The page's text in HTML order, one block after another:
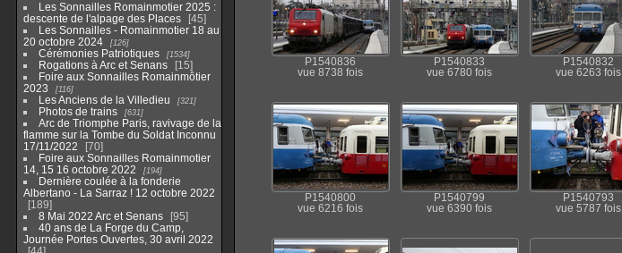
Les Sonnailles Romainmotier 2025 :
descente de l'alpage des Places
45
Les Sonnailles - Romainmotier 18 au
20 octobre 2024
126
Cérémonies Patriotiques 1534
Rogations à Arc et Senans
15
Foire aux Sonnailles Romainmôtier
2023
116
Les Anciens de la Villedieu 321
Photos de trains 631
Arc de Triomphe Paris, ravivage de la
flamme sur la Tombe du Soldat Inconnu
17/11/2022
70
Foire aux Sonnailles Romainmotier
14, 15 16 octobre 2022
194
Dernière coulée à la fonderie
Albertano - La Sarraz ! 12 octobre 2022
189
8 Mai 2022 Arc et Senans
95
40 ans de La Forge du Camp,
Journée Portes Ouvertes, 30 avril 2022
P1540836
vue 8738 fois
P1540833
vue 6780 fois
P1540832
vue 6263 fois
P1540800
vue 6216 fois
P1540799
vue 6390 fois
P1540793
vue 5787 fois